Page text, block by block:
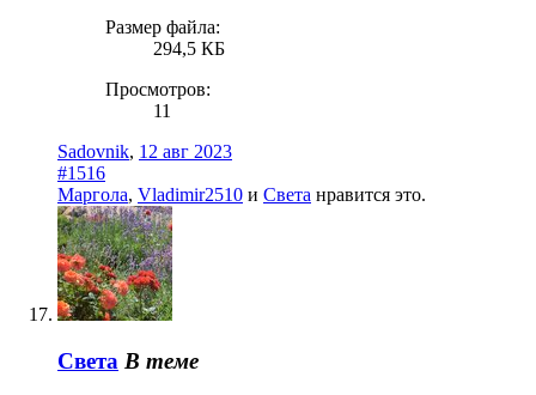
Размер файла:
294,5 КБ
Просмотров:
11
Sadovnik, 12 авг 2023
#1516
Маргола, Vladimir2510 и Света нравится это.
Света В теме